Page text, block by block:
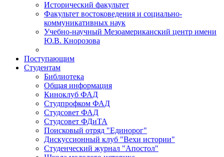
Исторический факультет
Факультет востоковедения и социально-
коммуникативных наук
Учебно-научный Мезоамериканский центр имени
Ю.В. Кнорозова
Поступающим
Студентам
Библиотека
Общая информация
Киноклуб ФАД
Студпрофком ФАД
Студсовет ФАД
Студсовет ФДиТА
Поисковый отряд "Единорог"
Дискуссионный клуб "Вехи истории"
Студенческий журнал "Апостол"